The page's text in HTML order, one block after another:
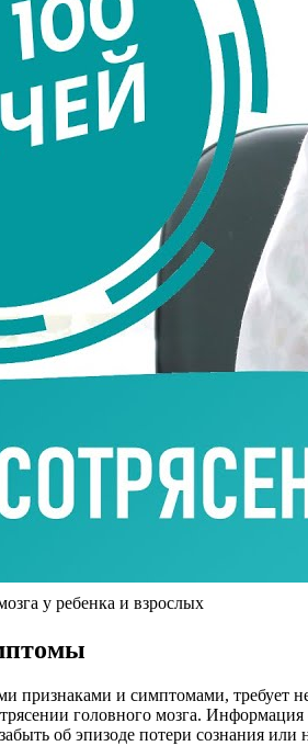
у ребенка и взрослых
признаками и симптомами,
головного мозга.
об эпизоде потери сознания